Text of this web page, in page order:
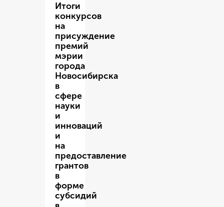
Итоги
конкурсов
на
присуждение
премий
мэрии
города
Новосибирска
в
сфере
науки
и
инноваций
и
на
предоставление
грантов
в
форме
субсидий